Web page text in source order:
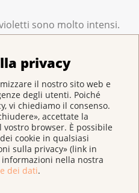
privacy
il nostro sito web e
degli utenti. Poiché
vi chiediamo il consenso.
accettate la
browser. È possibile
cookie in qualsiasi
sulla privacy» (link in
nella nostra
dei dati.
sono molto intensi.
Tra le ore 11 e le 15,
rimanga all’ombra: è
indumenti a maniche
da sole. Applichi
solare sulla pelle non